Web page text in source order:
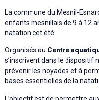
La commune du Mesnil-
enfants mesnillais de 9 à 12
natation cet été.
Organisés au Centre
s’inscrivent dans le dispositif
prévenir les noyades et à
bases essentielles de la
L’objectif est de permettre